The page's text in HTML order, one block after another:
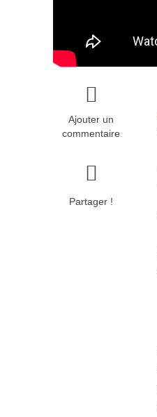
Ajouter un
commentaire
Partager !